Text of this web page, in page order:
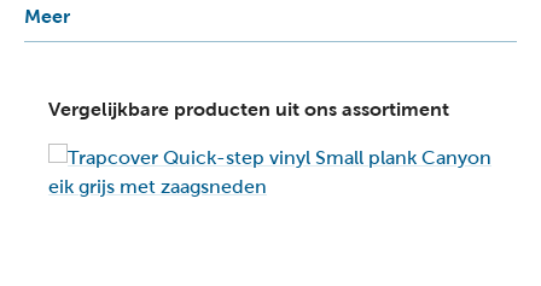
Meer
Vergelijkbare producten uit ons assortiment